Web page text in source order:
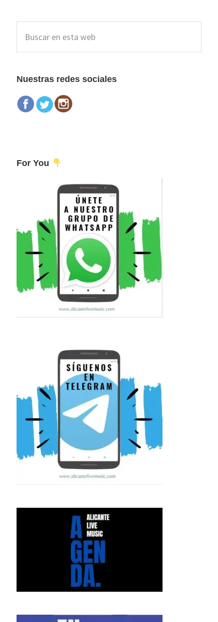
Barra
lateral
esta
Nuestras redes sociales
For You